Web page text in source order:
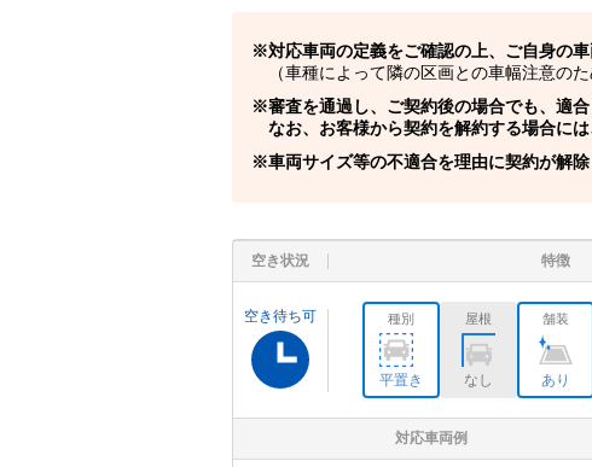
対応車両の定義をご確認の上、ご自身の
（車種によって隣の区画との車幅注意のた
審査を通過し、ご契約後の場合でも、適
なお、お客様から契約を解約する場合に
車両サイズ等の不適合を理由に契約が解除
空き状況 特徴
空き待ち可 種別
平置き
屋根
なし
舗装
あり
対応車両例